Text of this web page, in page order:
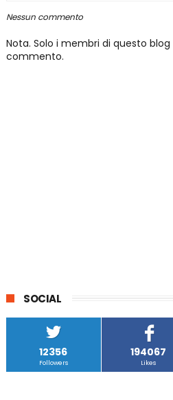
Nessun commento
Nota. Solo i membri di questo
commento.
SOCIAL
12356
Followers
194067
Likes